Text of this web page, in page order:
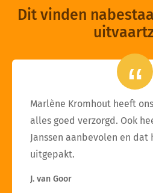
Dit vinden
Marlène Kromhout heeft
alles goed verzorgd. Ook
Janssen aanbevolen en dat
uitgepakt.
J. van Goor